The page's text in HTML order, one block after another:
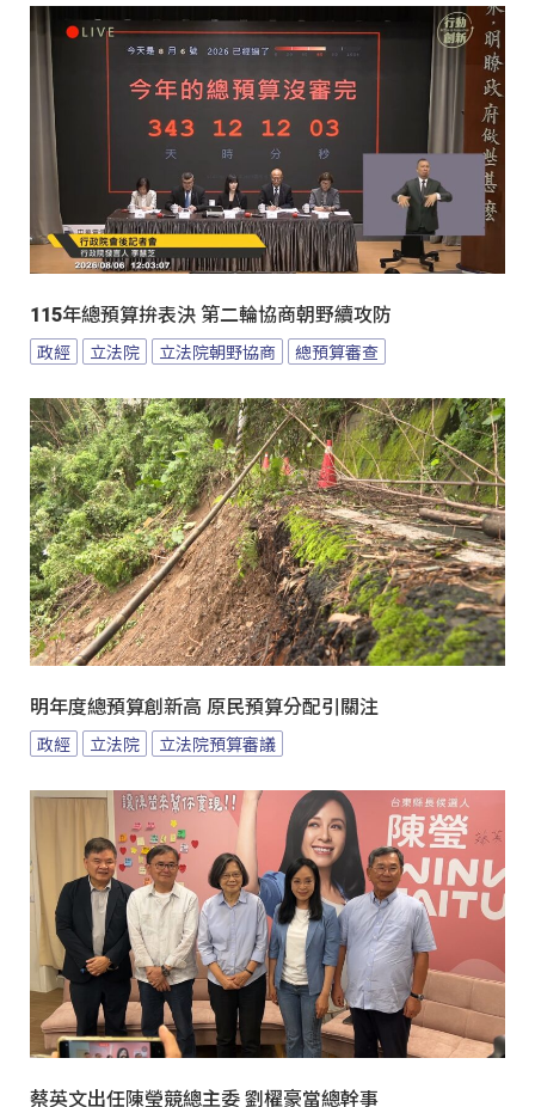
115年總預算拚表決 第二輪協商朝野續攻防
政經 立法院 立法院朝野協商 總預算審查
明年度總預算創新高 原民預算分配引關注
政經 立法院 立法院預算審議
蔡英文出任陳瑩競總主委 劉櫂豪當總幹事